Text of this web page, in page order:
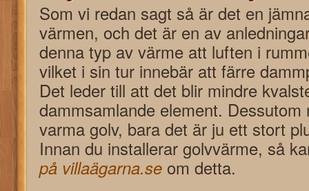
Som vi redan sagt så är det en
värmen, och det är en av
denna typ av värme att luften i
vilket i sin tur innebär att färre
Det leder till att det blir mindre
dammsamlande element.
varma golv, bara det är ju ett stort
Innan du installerar golvvärme, så
på villaägarna.se om detta.